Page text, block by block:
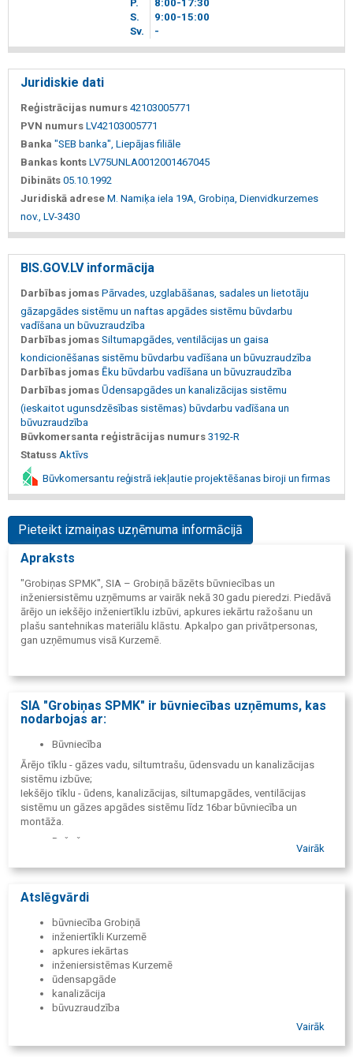
P. 8 00-17 30
S.
9 00-15 00
Sv.
-
Juridiskie dati
Reģistrācijas numurs 42103005771
PVN numurs LV42103005771
Banka "SEB banka", Liepājas filiāle
Bankas konts LV75UNLA0012001467045
Dibināts 05.10.1992
Juridiskā adrese M. Namiķa iela 19A, Grobiņa, Dienvidkurzemes
nov., LV-3430
BIS.GOV.LV informācija
Darbības jomas Pārvades, uzglabāšanas, sadales un lietotāju
gāzapgādes sistēmu un naftas apgādes sistēmu būvdarbu
vadīšana un būvuzraudzība
Darbības jomas Siltumapgādes, ventilācijas un gaisa
kondicionēšanas sistēmu būvdarbu vadīšana un būvuzraudzība
Darbības jomas Ēku būvdarbu vadīšana un būvuzraudzība
Darbības jomas Ūdensapgādes un kanalizācijas sistēmu
(ieskaitot ugunsdzēsības sistēmas) būvdarbu vadīšana un
būvuzraudzība
Būvkomersanta reģistrācijas numurs 3192-R
Statuss Aktīvs
Būvkomersantu reģistrā iekļautie projektēšanas biroji un firmas
Pieteikt izmaiņas uzņēmuma informācijā
Apraksts
"Grobiņas SPMK", SIA – Grobiņā bāzēts būvniecības un
inženiersistēmu uzņēmums ar vairāk nekā 30 gadu pieredzi. Piedāvā
ārējo un iekšējo inženiertīklu izbūvi, apkures iekārtu ražošanu un
plašu santehnikas materiālu klāstu. Apkalpo gan privātpersonas,
gan uzņēmumus visā Kurzemē.
SIA "Grobiņas SPMK" ir būvniecības uzņēmums, kas
nodarbojas ar:
Būvniecība
Ārējo tīklu - gāzes vadu, siltumtrašu, ūdensvadu un kanalizācijas
sistēmu izbūve;
Iekšējo tīklu - ūdens, kanalizācijas, siltumapgādes, ventilācijas
sistēmu un gāzes apgādes sistēmu līdz 16bar būvniecība un
montāža.
Ražošana
Akumulācijas tvertņu un ūdenssildāmo boileru ražošana;
Skursteņu, skursteņu čaulu un gaisa vadu ražošana;
Metāla lokšņu, skārda un cauruļvadu sagatavju ražošana.
Tirdzniecība
Veikals "Santehnikas centrs" - santehnisko materiālu un pašražotās
produkcijas mazumtirdzniecība;
Noliktava SIA "Grobiņas SPMK" - santehnisko materiālu un
pašražotās produkcijas vairumtirdzniecība.
Pakalpojumi
Vairāk
Atslēgvārdi
būvniecība Grobiņā
inženiertīkli Kurzemē
apkures iekārtas
inženiersistēmas Kurzemē
ūdensapgāde
kanalizācija
būvuzraudzība
apkures katli mājai
Vairāk